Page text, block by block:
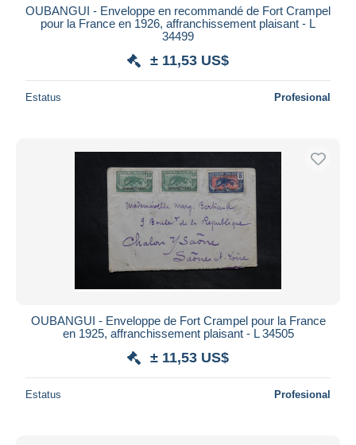
OUBANGUI - Enveloppe en recommandé de Fort Crampel
pour la France en 1926, affranchissement plaisant - L
34499
± 11,53 US$
Estatus Profesional
OUBANGUI - Enveloppe de Fort Crampel pour la France
en 1925, affranchissement plaisant - L 34505
± 11,53 US$
Estatus Profesional